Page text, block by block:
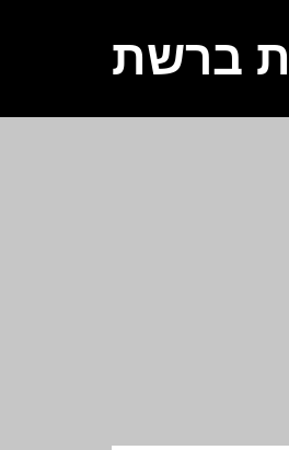
ברשת